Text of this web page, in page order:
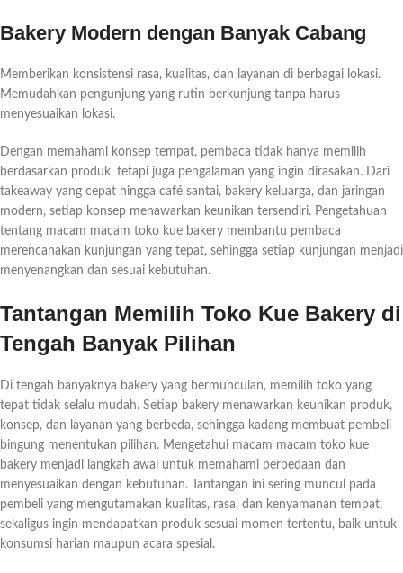
Bakery Modern dengan Banyak Cabang
Memberikan konsistensi rasa, kualitas, dan layanan di berbagai lokasi.
Memudahkan pengunjung yang rutin berkunjung tanpa harus
menyesuaikan lokasi.
Dengan memahami konsep tempat, pembaca tidak hanya memilih
berdasarkan produk, tetapi juga pengalaman yang ingin dirasakan. Dari
takeaway yang cepat hingga café santai, bakery keluarga, dan jaringan
modern, setiap konsep menawarkan keunikan tersendiri. Pengetahuan
tentang macam macam toko kue bakery membantu pembaca
merencanakan kunjungan yang tepat, sehingga setiap kunjungan menjadi
menyenangkan dan sesuai kebutuhan.
Tantangan Memilih Toko Kue Bakery di
Tengah Banyak Pilihan
Di tengah banyaknya bakery yang bermunculan, memilih toko yang
tepat tidak selalu mudah. Setiap bakery menawarkan keunikan produk,
konsep, dan layanan yang berbeda, sehingga kadang membuat pembeli
bingung menentukan pilihan. Mengetahui macam macam toko kue
bakery menjadi langkah awal untuk memahami perbedaan dan
menyesuaikan dengan kebutuhan. Tantangan ini sering muncul pada
pembeli yang mengutamakan kualitas, rasa, dan kenyamanan tempat,
sekaligus ingin mendapatkan produk sesuai momen tertentu, baik untuk
konsumsi harian maupun acara spesial.